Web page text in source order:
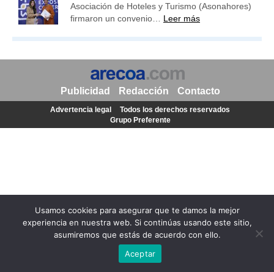
Asociación de Hoteles y Turismo (Asonahores)
firmaron un convenio… Leer más
Usamos cookies para asegurar que te damos la mejor
experiencia en nuestra web. Si continúas usando este sitio,
asumiremos que estás de acuerdo con ello.
Aceptar
Publicidad Redacción Contacto
Advertencia legal
Todos los derechos reservados
Grupo Preferente